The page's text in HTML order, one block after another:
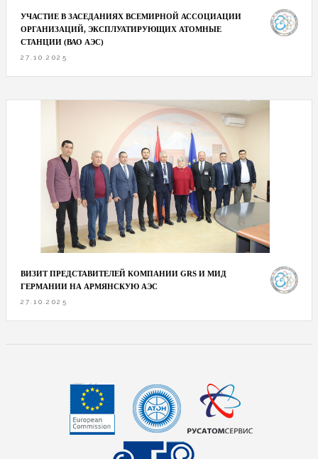
УЧАСТИЕ В ЗАСЕДАНИЯХ ВСЕМИРНОЙ АССОЦИАЦИИ
ОРГАНИЗАЦИЙ, ЭКСПЛУАТИРУЮЩИХ АТОМНЫЕ
СТАНЦИИ (ВАО АЭС)
27.10.2025
ВИЗИТ ПРЕДСТАВИТЕЛЕЙ КОМПАНИИ GRS И МИД
ГЕРМАНИИ НА АРМЯНСКУЮ АЭС
27.10.2025